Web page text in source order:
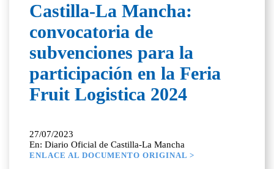
Castilla-La Mancha:
convocatoria de
subvenciones para la
participación en la Feria
Fruit Logistica 2024
27/07/2023
En: Diario Oficial de Castilla-La Mancha
ENLACE AL DOCUMENTO ORIGINAL >